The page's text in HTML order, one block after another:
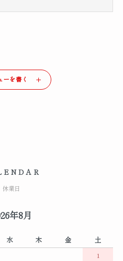
ーを書く
休業日
年8月
水 木 金
土
1